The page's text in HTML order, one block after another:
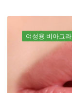
여성용 비아그라